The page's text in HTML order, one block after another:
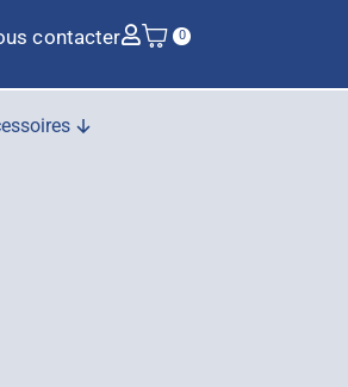
contacter 0